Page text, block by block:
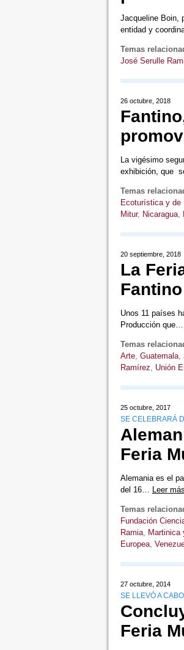
Jacqueline Boin,
entidad y
Temas
José Serulle
26 octubre, 2018
La vigésimo
exhibición, que
Temas
Ecoturística y de
Mitur, Nicaragua,
20 septiembre, 2018
La
Unos 11 países
Producción que…
Temas
Arte, Guatemala,
Ramírez, Unión
25 octubre, 2017
SE CELEBRARÁ
Feria
Alemania es el
del 16… Leer más
Temas
Fundación
Ramia, Martinica
Europea,
27 octubre, 2014
SE LLEVÓ A
Feria